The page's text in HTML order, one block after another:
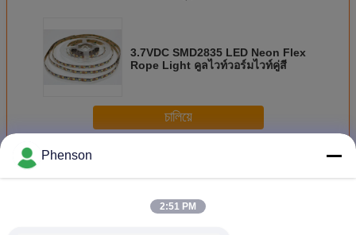
3.7VDC SMD2835 LED Neon Flex
Rope Light คูลไวท์วอร์มไวท์คู่สี
চালিয়ে
มากกว่าไฟ LED เพิก อ่อน
Phenson
2:51 PM